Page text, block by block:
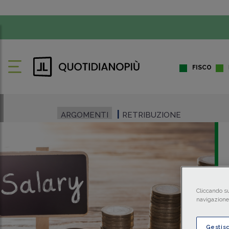
FISCO
ARGOMENTI RETRIBUZIONE
Cliccando